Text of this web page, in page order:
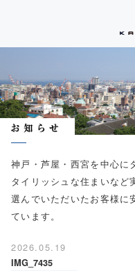
神戸・芦屋・西宮を中心に
タイリッシュな住まいなど
選んでいただいたお客様に
ています。
2026.05.19
IMG_7435